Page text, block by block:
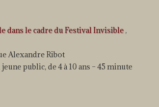
dans le cadre du Festival Invisible,
Alexandre Ribot
public, de 4 à 10 ans – 45 minute